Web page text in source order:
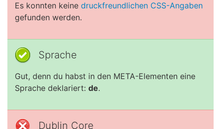
Es konnten keine druckfreundlichen CSS-Angaben
gefunden werden.
Sprache
Gut, denn du habst in den META-Elementen eine
Sprache deklariert: de.
Dublin Core